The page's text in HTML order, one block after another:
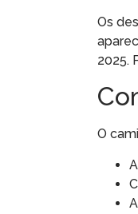
Os
2025.
O